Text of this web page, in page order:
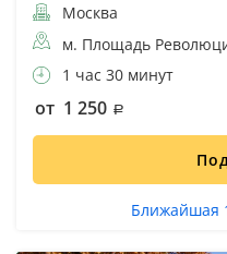
Москва
м. Площадь
1 час 30 минут
от 1 250
Ближайшая